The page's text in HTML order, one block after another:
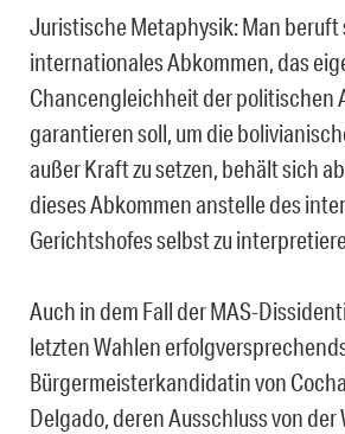
Juristische Metaphysik: Man beruft
internationales Abkommen, das
Chancengleichheit der politischen
garantieren soll, um die
außer Kraft zu setzen, behält sich
dieses Abkommen anstelle des
Gerichtshofes selbst zu
Auch in dem Fall der MAS-
letzten Wahlen
Bürgermeisterkandidatin von
Delgado, deren Ausschluss von der